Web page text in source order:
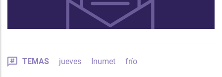
TEMAS jueves Inumet frío